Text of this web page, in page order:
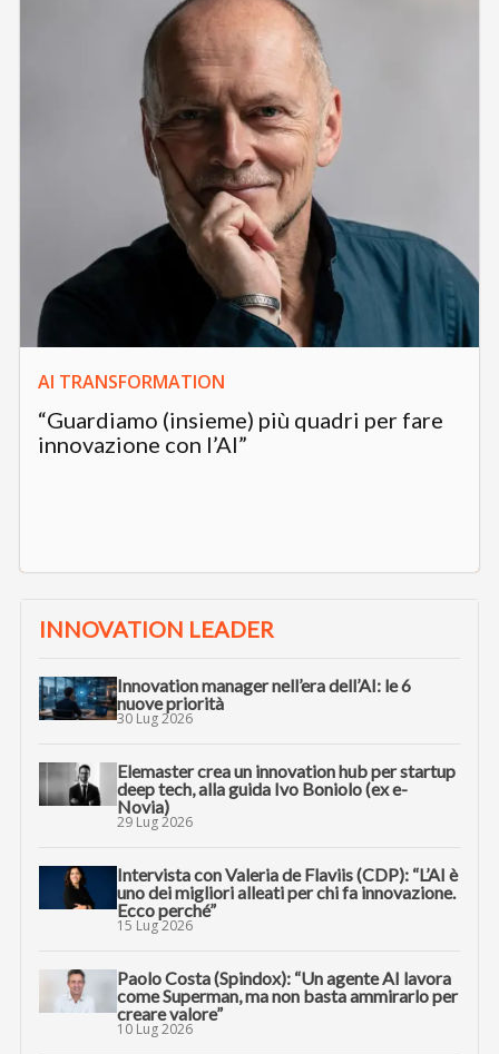
AI TRANSFORMATION
“Guardiamo (insieme) più quadri per fare
innovazione con l’AI”
INNOVATION LEADER
Innovation manager nell’era dell’AI: le 6
nuove priorità
30 Lug 2026
Elemaster crea un innovation hub per startup
deep tech, alla guida Ivo Boniolo (ex e-
Novia)
29 Lug 2026
Intervista con Valeria de Flaviis (CDP): “L’AI è
uno dei migliori alleati per chi fa innovazione.
Ecco perché”
15 Lug 2026
Paolo Costa (Spindox): “Un agente AI lavora
come Superman, ma non basta ammirarlo per
creare valore”
10 Lug 2026